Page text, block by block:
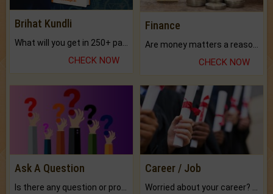
Brihat Kundli
CHECK NOW
Finance
CHECK NOW
Ask A Question Career / Job